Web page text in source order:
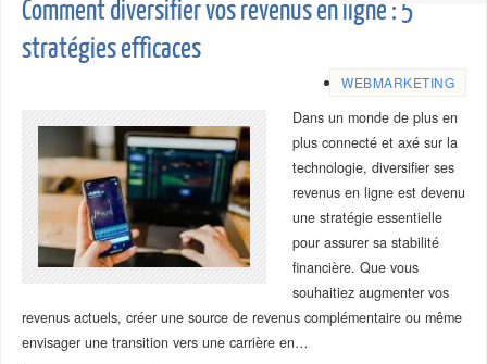
Comment diversifier vos revenus en ligne : 5
stratégies efficaces
WEBMARKETING
Dans un monde de plus en
plus connecté et axé sur la
technologie, diversifier ses
revenus en ligne est devenu
une stratégie essentielle
pour assurer sa stabilité
financière. Que vous
souhaitiez augmenter vos
revenus actuels, créer une source de revenus complémentaire ou même
envisager une transition vers une carrière en…